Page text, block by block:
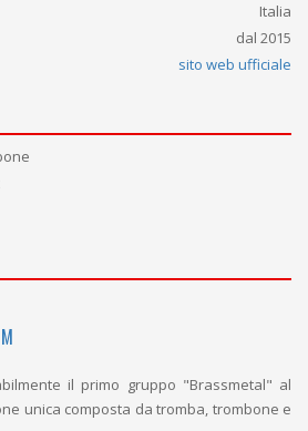
Italia
dal 2015
sito web ufficiale
il primo gruppo "Brassmetal" al
unica composta da tromba, trombone e